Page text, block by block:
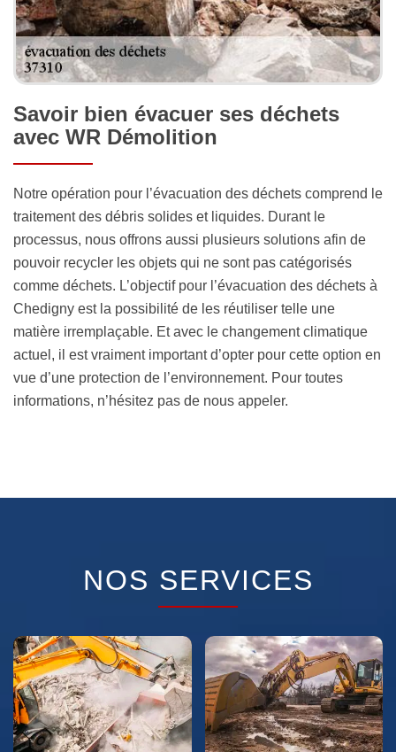
Savoir bien évacuer ses déchets
avec WR Démolition
Notre opération pour l’évacuation des déchets comprend le
traitement des débris solides et liquides. Durant le
processus, nous offrons aussi plusieurs solutions afin de
pouvoir recycler les objets qui ne sont pas catégorisés
comme déchets. L’objectif pour l’évacuation des déchets à
Chedigny est la possibilité de les réutiliser telle une
matière irremplaçable. Et avec le changement climatique
actuel, il est vraiment important d’opter pour cette option en
vue d’une protection de l’environnement. Pour toutes
informations, n’hésitez pas de nous appeler.
NOS SERVICES